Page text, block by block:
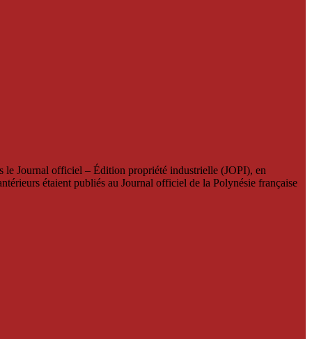
le Journal officiel – Édition propriété industrielle (JOPI), en
étaient publiés au Journal officiel de la Polynésie française